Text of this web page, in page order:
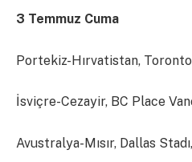
3 Temmuz Cuma
Portekiz-Hırvatistan,
İsviçre-Cezayir, BC Place
Avustralya-Mısır, Dallas